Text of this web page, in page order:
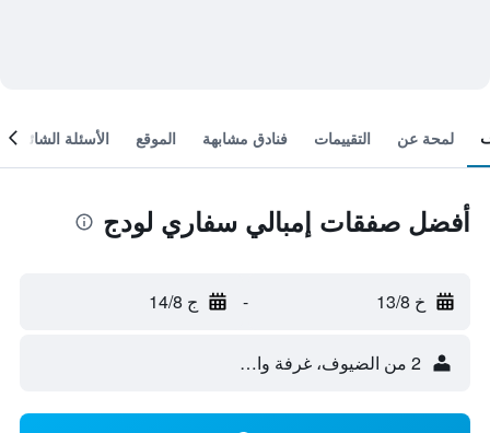
لمحة عن التقييمات فنادق مشابهة الموقع الأسئلة الشائعة
أفضل صفقات إمبالي سفاري لودج
خ 13/8 - ج 14/8
2 من الضيوف، غرفة واحدة